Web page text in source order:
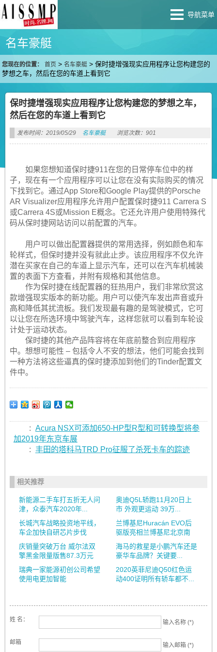
导航菜单
名车豪艇
您现在的位置： 首页 >名车豪艇 >保时捷增强现实应用程序让您构建您的
梦想之车，然后在您的车道上看到它
保时捷增强现实应用程序让您构建您的梦想之车，
然后在您的车道上看到它
发布时间：2019/05/29 名车豪艇 浏览次数：901
如果您想知道保时捷911在您的日常停车位中的样
子，现在有一个应用程序可以让您在没有实际购买的情况
下找到它。通过App Store和Google Play提供的Porsche
AR Visualizer应用程序允许用户配置保时捷911 Carrera S
或Carrera 4S或Mission E概念。它还允许用户使用特殊代
码从保时捷网站访问以前配置的汽车。
用户可以做出配置器提供的常用选择，例如颜色和车
轮样式，但保时捷并没有就此止步。该应用程序不仅允许
潜在买家在自己的车道上显示汽车，还可以在汽车机械装
置的表面下方查看，并附有规格和其他信息。
作为保时捷在线配置器的狂热用户，我们非常欣赏这
款增强现实版本的新功能。用户可以使汽车发出声音或升
高和降低其扰流板。我们发现最有趣的是驾驶模式，它可
以让您在所选环境中驾驶汽车，这样您就可以看到车轮设
计处于运动状态。
保时捷的其他产品阵容将在年底前整合到应用程序
中。想想可能性 – 包括令人不安的想法，他们可能会找到
一种方法将这些逼真的保时捷添加到他们的Tinder配置文
件中。
: Acura NSX可添加650-HP型R型和可转换型将参
加2019年东京车展
: 丰田的塔科马TRD Pro征服了杀死卡车的踪迹
相关推荐
新能源二手车打五折无人问
津，众泰汽车2020年...
奥迪Q5L轿跑11月20日上
市 外观更运动 39万...
长城汽车战略投资地平线，
车企加快自研芯片步伐
兰博基尼Huracán EVO后
驱版亮相兰博基尼北京南
庆销量突破万台 威尔法双
擎黑金限量版售87.3万元
海马的救星是小鹏汽车还是
豪华车品牌？关键要...
瑞典一家能源初创公司希望
使用电更加智能
2020英菲尼迪Q50红色运
动400证明所有轿车都不...
姓 名： 输入名称 (*)
邮箱 输入邮箱 (*)